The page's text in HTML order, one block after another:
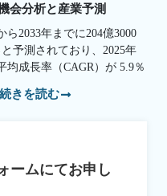
会分析と産業予測
ら2033年までに204億3000
予測されており、2025年
均成長率（CAGR）が 5.9％
続きを読む
ームにてお申し